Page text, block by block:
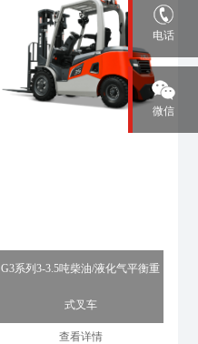
G3系列3-3.5吨柴油/液化气平衡重
式叉车
查看详情
电话
微信